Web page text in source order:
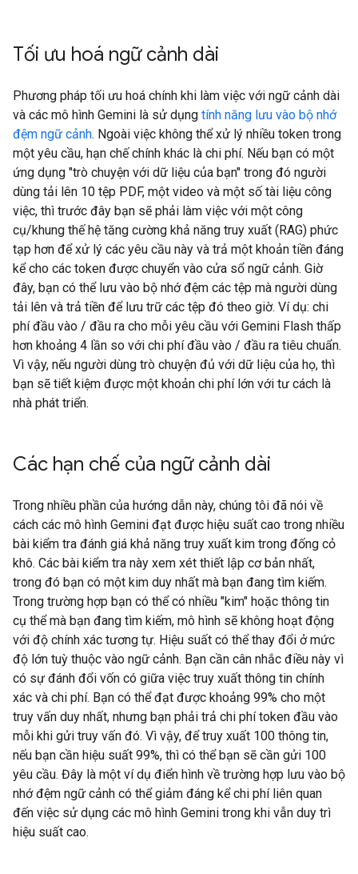
Tối ưu hoá ngữ cảnh dài
Phương pháp tối ưu hoá chính khi làm việc với ngữ cảnh dài
và các mô hình Gemini là sử dụng tính năng lưu vào bộ nhớ
đệm ngữ cảnh. Ngoài việc không thể xử lý nhiều token trong
một yêu cầu, hạn chế chính khác là chi phí. Nếu bạn có một
ứng dụng "trò chuyện với dữ liệu của bạn" trong đó người
dùng tải lên 10 tệp PDF, một video và một số tài liệu công
việc, thì trước đây bạn sẽ phải làm việc với một công
cụ/khung thế hệ tăng cường khả năng truy xuất (RAG) phức
tạp hơn để xử lý các yêu cầu này và trả một khoản tiền đáng
kể cho các token được chuyển vào cửa sổ ngữ cảnh. Giờ
đây, bạn có thể lưu vào bộ nhớ đệm các tệp mà người dùng
tải lên và trả tiền để lưu trữ các tệp đó theo giờ. Ví dụ: chi
phí đầu vào / đầu ra cho mỗi yêu cầu với Gemini Flash thấp
hơn khoảng 4 lần so với chi phí đầu vào / đầu ra tiêu chuẩn.
Vì vậy, nếu người dùng trò chuyện đủ với dữ liệu của họ, thì
bạn sẽ tiết kiệm được một khoản chi phí lớn với tư cách là
nhà phát triển.
Các hạn chế của ngữ cảnh dài
Trong nhiều phần của hướng dẫn này, chúng tôi đã nói về
cách các mô hình Gemini đạt được hiệu suất cao trong nhiều
bài kiểm tra đánh giá khả năng truy xuất kim trong đống cỏ
khô. Các bài kiểm tra này xem xét thiết lập cơ bản nhất,
trong đó bạn có một kim duy nhất mà bạn đang tìm kiếm.
Trong trường hợp bạn có thể có nhiều "kim" hoặc thông tin
cụ thể mà bạn đang tìm kiếm, mô hình sẽ không hoạt động
với độ chính xác tương tự. Hiệu suất có thể thay đổi ở mức
độ lớn tuỳ thuộc vào ngữ cảnh. Bạn cần cân nhắc điều này vì
có sự đánh đổi vốn có giữa việc truy xuất thông tin chính
xác và chi phí. Bạn có thể đạt được khoảng 99% cho một
truy vấn duy nhất, nhưng bạn phải trả chi phí token đầu vào
mỗi khi gửi truy vấn đó. Vì vậy, để truy xuất 100 thông tin,
nếu bạn cần hiệu suất 99%, thì có thể bạn sẽ cần gửi 100
yêu cầu. Đây là một ví dụ điển hình về trường hợp lưu vào bộ
nhớ đệm ngữ cảnh có thể giảm đáng kể chi phí liên quan
đến việc sử dụng các mô hình Gemini trong khi vẫn duy trì
hiệu suất cao.